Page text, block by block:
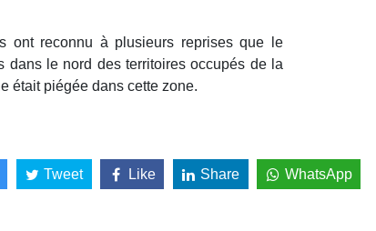
ont reconnu à plusieurs reprises que le
dans le nord des territoires occupés de la
était piégée dans cette zone.
Tweet Like Share WhatsApp